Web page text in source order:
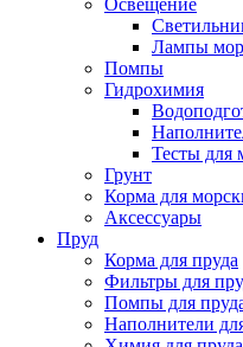
Освещение
Лампы
Помпы
Гидрохимия
Тесты для
Грунт
Корма для
Аксессуары
Пруд
Корма для пруда
Фильтры для
Помпы для
Наполнители